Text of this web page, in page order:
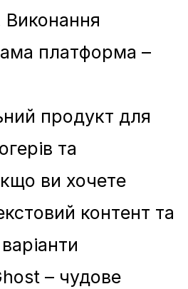
платформа –
продукт для
та
ви хочете
контент та
– чудове